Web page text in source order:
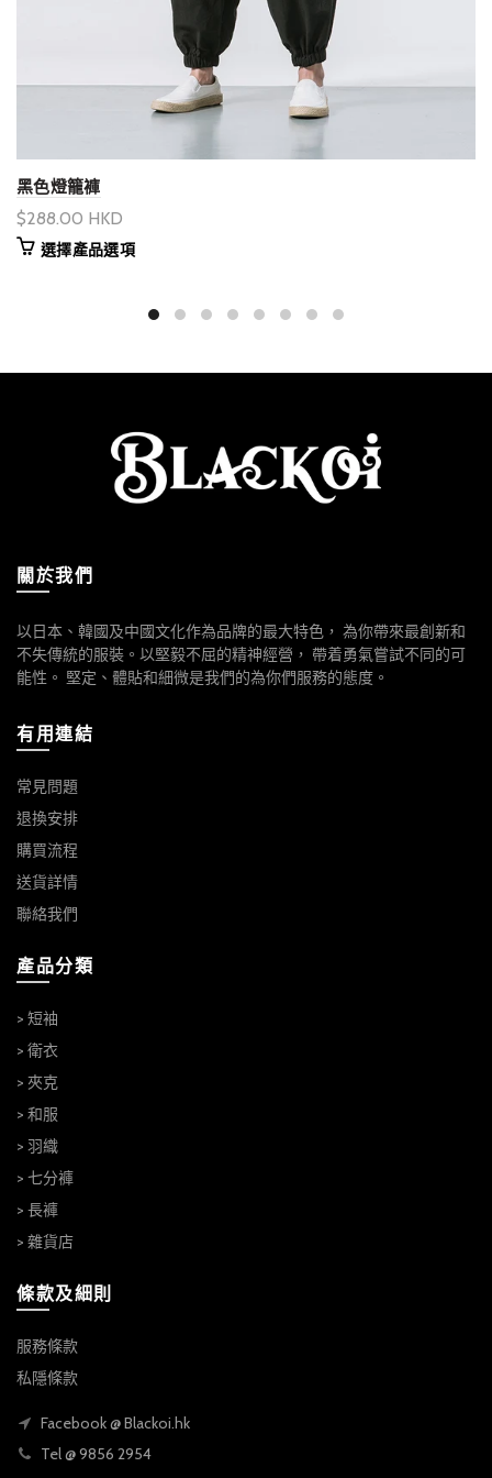
黑色燈籠褲
$288.00 HKD
選擇產品選項
關於我們
以日本、韓國及中國文化作為品牌的最大特色， 為你帶來最創新和
不失傳統的服裝。以堅毅不屈的精神經營， 帶着勇氣嘗試不同的可
能性。 堅定、體貼和細微是我們的為你們服務的態度。
有用連結
常見問題
退換安排
購買流程
送貨詳情
聯絡我們
產品分類
> 短袖
> 衛衣
> 夾克
> 和服
> 羽織
> 七分褲
> 長褲
> 雜貨店
條款及細則
服務條款
私隱條款
Facebook @ Blackoi.hk
Tel @ 9856 2954